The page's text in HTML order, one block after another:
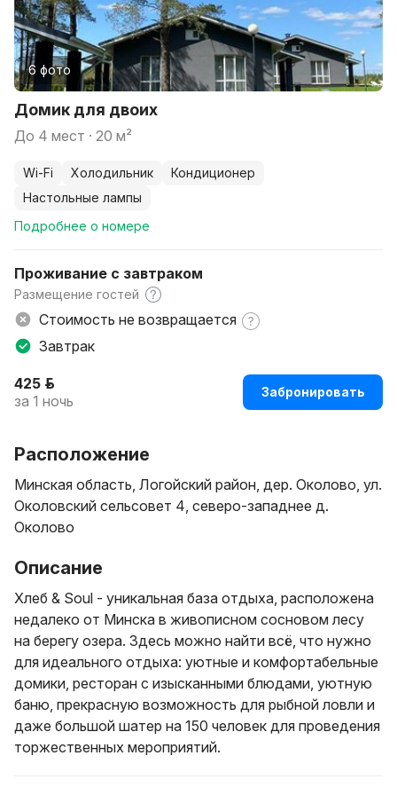
Домик для двоих
до 4 мест · 20 м²
Wi-Fi холодильник
кондиционер
настольные лампы
Подробнее о номере
6 фото
Проживание с завтраком
Размещение гостей
Стоимость не возвращается
Завтрак
425 р.
за 1 ночь
Забронировать
Расположение
Минская область, Логойский район, дер. Околово, ул.
Околовский сельсовет 4, северо-западнее д.
Околово
Описание
Хлеб & Soul - уникальная база отдыха, расположена
недалеко от Минска в живописном сосновом лесу
на берегу озера. Здесь можно найти всё, что нужно
для идеального отдыха: уютные и комфортабельные
домики, ресторан с изысканными блюдами, уютную
баню, прекрасную возможность для рыбной ловли и
даже большой шатер на 150 человек для проведения
торжественных мероприятий.